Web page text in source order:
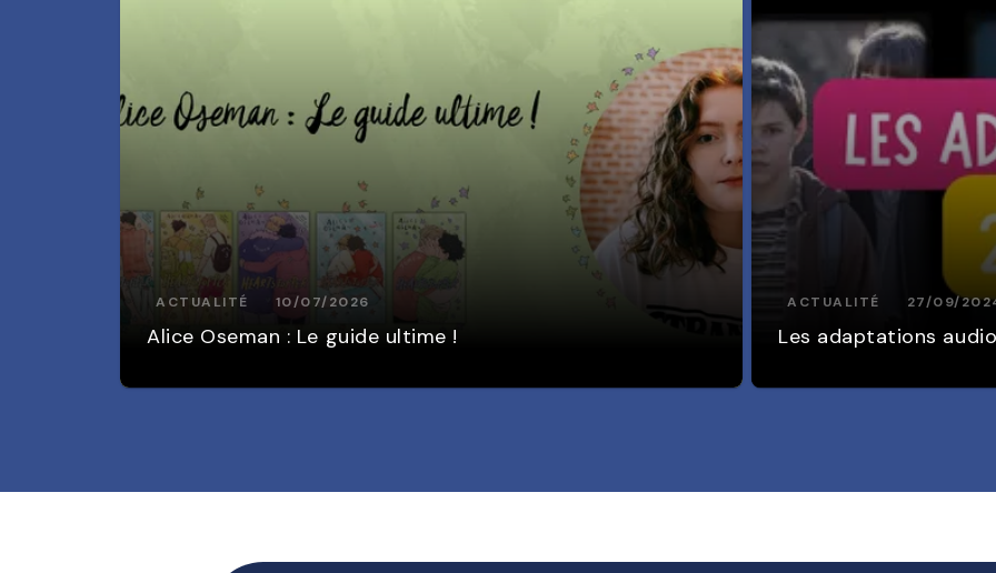
ACTUALITÉ 10/07/2026
Alice Oseman : Le guide ultime !
ACTUALITÉ 27/09/
Les adaptations